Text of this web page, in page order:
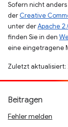
Sofern nicht
der Creative
unter derApache
finden Sie in den
eine eingetragene
Zuletzt aktualisiert:
Beitragen
Fehler melden